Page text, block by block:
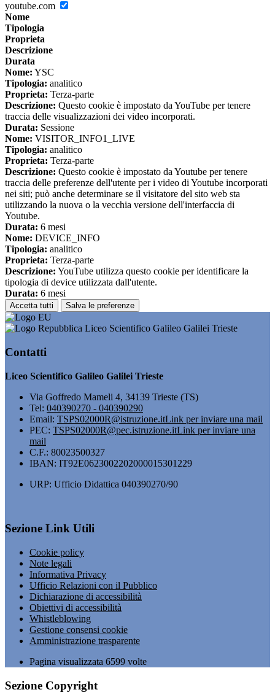
youtube.com
Nome
Tipologia
Proprieta
Descrizione
Durata
Nome: YSC
Tipologia: analitico
Proprieta: Terza-parte
Descrizione: Questo cookie è impostato da YouTube per tenere
traccia delle visualizzazioni dei video incorporati.
Durata: Sessione
Nome: VISITOR_INFO1_LIVE
Tipologia: analitico
Proprieta: Terza-parte
Descrizione: Questo cookie è impostato da Youtube per tenere
traccia delle preferenze dell'utente per i video di Youtube incorporati
nei siti; può anche determinare se il visitatore del sito web sta
utilizzando la nuova o la vecchia versione dell'interfaccia di
Youtube.
Durata: 6 mesi
Nome: DEVICE_INFO
Tipologia: analitico
Proprieta: Terza-parte
Descrizione: YouTube utilizza questo cookie per identificare la
tipologia di device utilizzata dall'utente.
Durata: 6 mesi
Accetta tutti Salva le preferenze
Liceo Scientifico Galileo Galilei Trieste
Contatti
Liceo Scientifico Galileo Galilei Trieste
Via Goffredo Mameli 4, 34139 Trieste (TS)
Tel: 040390270 - 040390290
Email: TSPS02000R@istruzione.itLink per inviare una mail
PEC: TSPS02000R@pec.istruzione.itLink per inviare una
mail
C.F.: 80023500327
IBAN: IT92E0623002202000015301229
URP: Ufficio Didattica 040390270/90
Sezione Link Utili
Cookie policy
Note legali
Informativa Privacy
Ufficio Relazioni con il Pubblico
Dichiarazione di accessibilità
Obiettivi di accessibilità
Whistleblowing
Gestione consensi cookie
Amministrazione trasparente
Pagina visualizzata 6599 volte
Sezione Copyright